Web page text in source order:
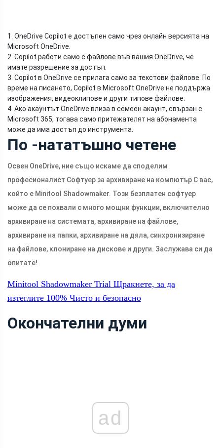
1. OneDrive Copilot е достъпен само чрез онлайн версията на
Microsoft OneDrive.
2. Copilot работи само с файлове във вашия OneDrive, че
имате разрешение за достъп.
3. Copilot в OneDrive се прилага само за текстови файлове. По
време на писането, Copilot в Microsoft OneDrive не поддържа
изображения, видеоклипове и други типове файлове.
4. Ако акаунтът OneDrive влиза в семеен акаунт, свързан с
Microsoft 365, тогава само притежателят на абонамента
може да има достъп до инструмента.
По -нататъшно четене
Освен OneDrive, ние също искаме да споделим
професионалист Софтуер за архивиране на компютър С вас,
който е Minitool Shadowmaker. Този безплатен софтуер
може да се похвали с много мощни функции, включително
архивиране на системата, архивиране на файлове,
архивиране на папки, архивиране на дяла, синхронизиране
на файлове, клониране на дискове и други. Заслужава си да
опитате!
Minitool Shadowmaker Trial Щракнете, за да
изтеглите 100% Чисто и безопасно
Окончателни думи
ad